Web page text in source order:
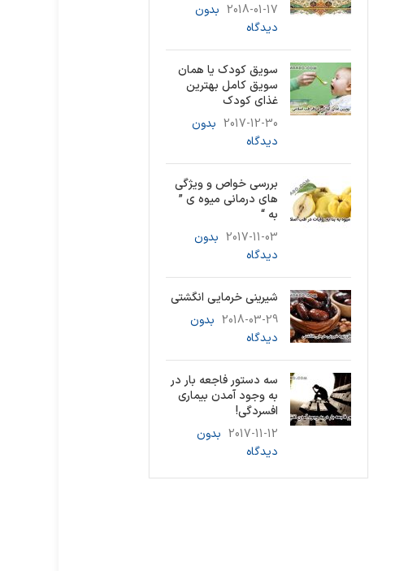
2018-01-17 بدون
دیدگاه
سویق کودک یا همان
سویق کامل بهترین
غذای کودک
2017-12-30 بدون
دیدگاه
بررسی خواص و ویژگی
های درمانی میوه ی ”
به “
2017-11-03 بدون
دیدگاه
شیرینی خرمایی انگشتی
2018-03-29 بدون
دیدگاه
سه دستور فاجعه بار در
به وجود آمدن بیماری
افسردگی!
2017-11-12 بدون
دیدگاه